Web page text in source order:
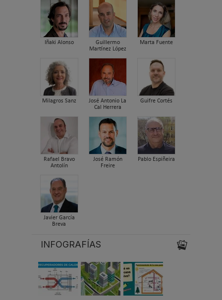
Iñaki Alonso
Guillermo
Martínez López
Marta Fuente
Milagros Sanz
José Antonio La
Cal Herrera
Guifre Cortés
Rafael Bravo
Antolín
José Ramón
Freire
Pablo Espiñeira
Javier García
Breva
INFOGRAFÍAS